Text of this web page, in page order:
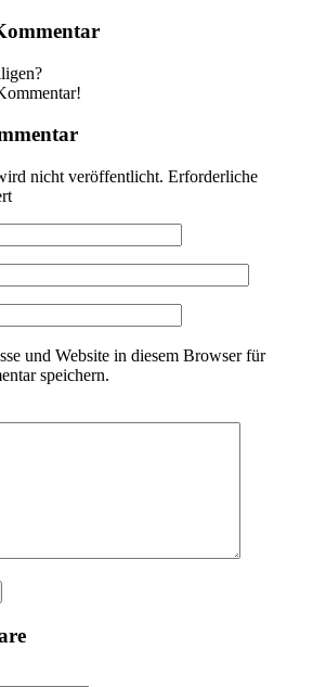
nicht veröffentlicht. Erforderliche
und Website in diesem Browser für
speichern.